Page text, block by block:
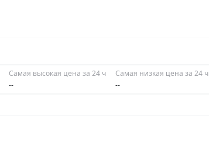
Самая высокая цена за 24 ч
--
Самая низкая цена за 24 ч
--